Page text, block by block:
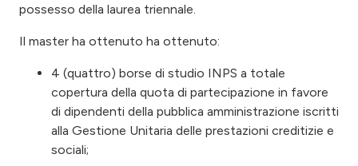
possesso della laurea triennale.
Il master ha ottenuto ha ottenuto:
4 (quattro) borse di studio INPS a totale
copertura della quota di partecipazione in favore
di dipendenti della pubblica amministrazione iscritti
alla Gestione Unitaria delle prestazioni creditizie e
sociali;